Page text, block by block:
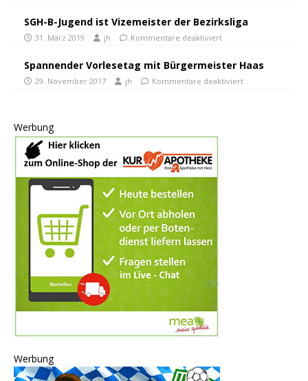
SGH-B-Jugend ist Vizemeister der Bezirksliga
31. März 2019 jh Kommentare deaktiviert
Spannender Vorlesetag mit Bürgermeister Haas
29. November 2017 jh Kommentare deaktiviert
Werbung
Werbung